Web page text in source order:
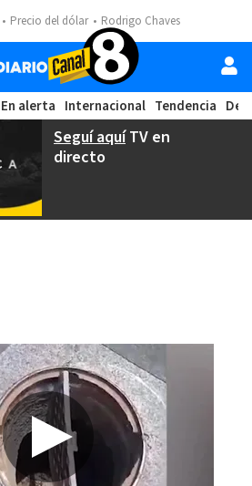
Precio del dólar Rodrigo Chaves
En alerta Internacional Tendencia
Seguí aquíTV en
directo